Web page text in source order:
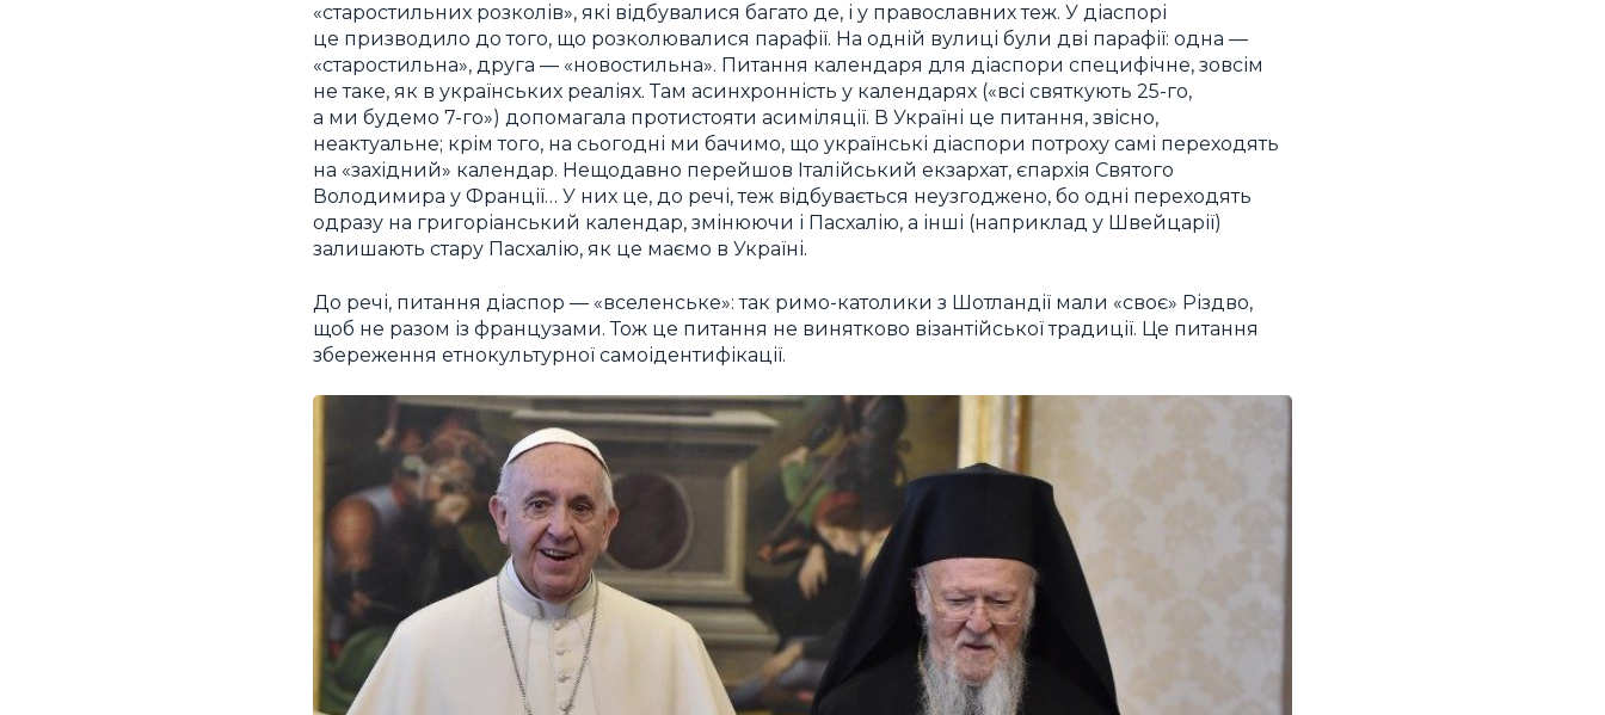
«старостильних розколів», які відбувалися багато де, і у православних теж. У діаспорі
це призводило до того, що розколювалися парафії. На одній вулиці були дві парафії: одна —
«старостильна», друга — «новостильна». Питання календаря для діаспори специфічне, зовсім
не таке, як в українських реаліях. Там асинхронність у календарях («всі святкують 25-го,
а ми будемо 7-го») допомагала протистояти асиміляції. В Україні це питання, звісно,
неактуальне; крім того, на сьогодні ми бачимо, що українські діаспори потроху самі переходять
на «західний» календар. Нещодавно перейшов Італійський екзархат, єпархія Святого
Володимира у Франції… У них це, до речі, теж відбувається неузгоджено, бо одні переходять
одразу на григоріанський календар, змінюючи і Пасхалію, а інші (наприклад у Швейцарії)
залишають стару Пасхалію, як це маємо в Україні.
До речі, питання діаспор — «вселенське»: так римо-католики з Шотландії мали «своє» Різдво,
щоб не разом із французами. Тож це питання не винятково візантійської традиції. Це питання
збереження етнокультурної самоідентифікації.